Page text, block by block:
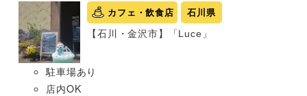
カフェ・飲食店 石川県
【石川・金沢市】「Luce」
駐車場あり
店内OK